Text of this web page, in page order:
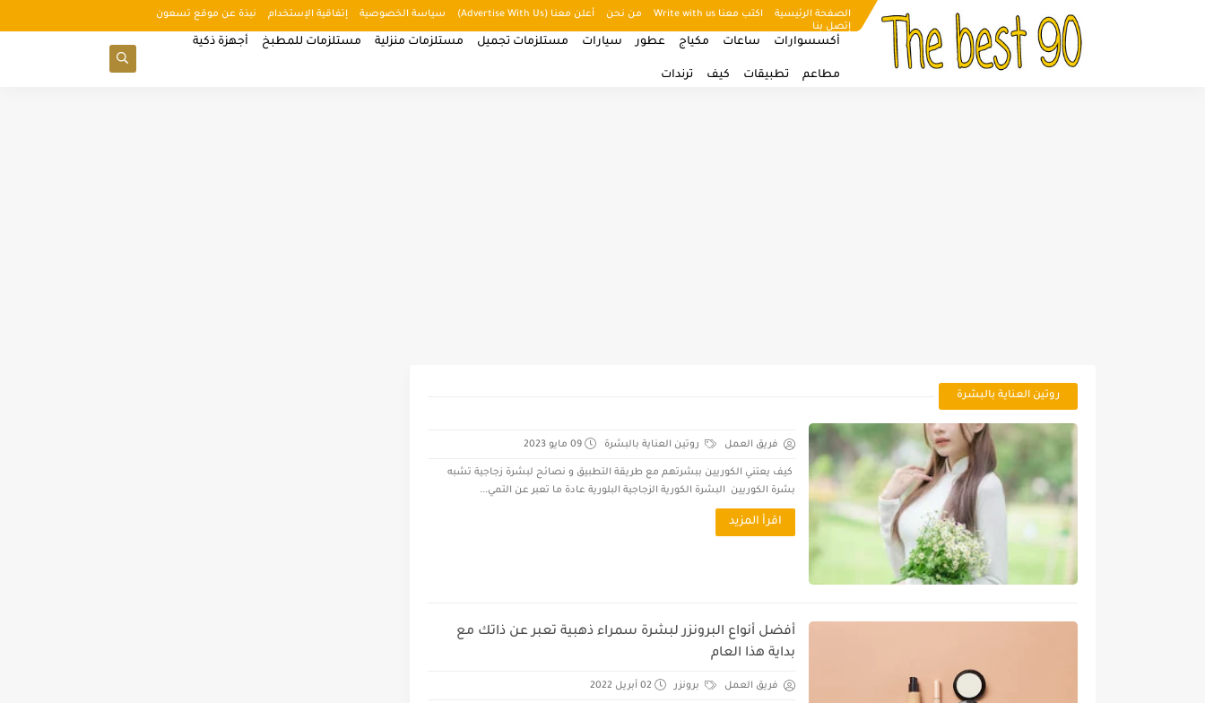
الصفحة الرئيسية اكتب معنا Write with us من نحن أعلن معنا (Advertise With Us) سياسة الخصوصية إتفاقية الإستخدام
نبذة عن موقع تسعون
إتصل بنا
أكسسوارات ساعات مكياج عطور سيارات مستلزمات تجميل مستلزمات منزلية مستلزمات للمطبخ أجهزة ذكية
مطاعم تطبيقات كيف ترندات
روتين العناية بالبشرة
فريق العمل روتين العناية بالبشرة 09 مايو 2023
كيف يعتني الكوريين ببشرتهم مع طريقة التطبيق و نصائح لبشرة زجاجية تشبه
بشرة الكوريين البشرة الكورية الزجاجية البلورية عادة ما تعبر عن التمي...
اقرأ المزيد
أفضل أنواع البرونزر لبشرة سمراء ذهبية تعبر عن ذاتك مع
بداية هذا العام
فريق العمل برونزر 02 أبريل 2022